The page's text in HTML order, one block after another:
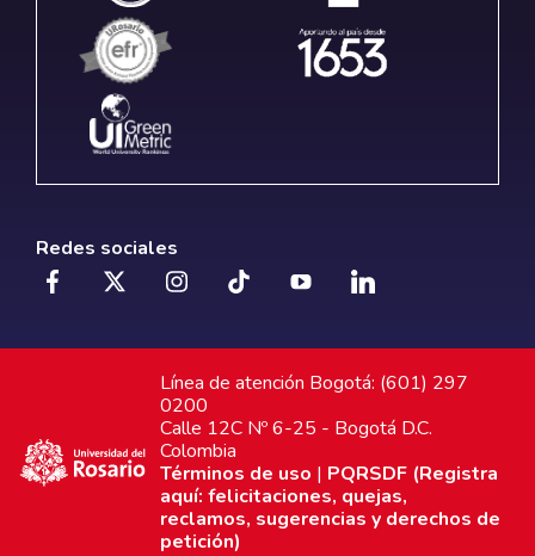
Redes sociales
Línea de atención Bogotá: (601) 297
0200
Calle 12C Nº 6-25 - Bogotá D.C.
Colombia
Términos de uso | PQRSDF (Registra
aquí: felicitaciones, quejas,
reclamos, sugerencias y derechos de
petición)